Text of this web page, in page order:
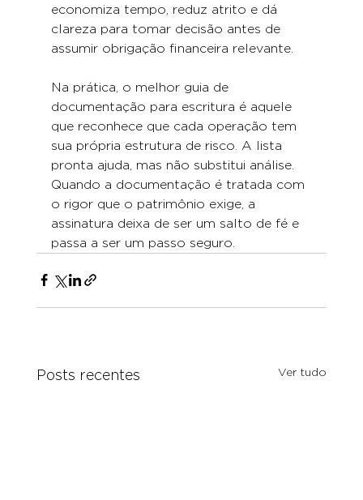
economiza tempo, reduz atrito e dá
clareza para tomar decisão antes de
assumir obrigação financeira relevante.
Na prática, o melhor guia de
documentação para escritura é aquele
que reconhece que cada operação tem
sua própria estrutura de risco. A lista
pronta ajuda, mas não substitui análise.
Quando a documentação é tratada com
o rigor que o patrimônio exige, a
assinatura deixa de ser um salto de fé e
passa a ser um passo seguro.
Posts recentes Ver tudo